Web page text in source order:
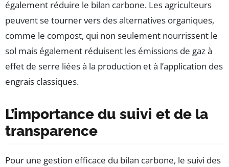
également réduire le bilan carbone. Les agriculteurs
peuvent se tourner vers des alternatives organiques,
comme le compost, qui non seulement nourrissent le
sol mais également réduisent les émissions de gaz à
effet de serre liées à la production et à l’application des
engrais classiques.
L’importance du suivi et de la
transparence
Pour une gestion efficace du bilan carbone, le suivi des